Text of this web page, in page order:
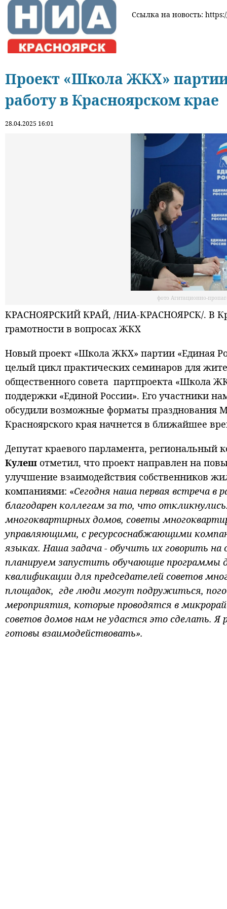
Ссылка на новость:
Проект «Школа ЖКХ»
работу в Красноярском крае
28.04.2025 16:01
фото Агитационно-
КРАСНОЯРСКИЙ КРАЙ, /НИА-КРАСНОЯРСК/. В
грамотности в вопросах ЖКХ
Новый проект «Школа ЖКХ» партии «Единая
целый цикл практических семинаров для
общественного совета партпроекта «Школа
поддержки «Единой России». Его участники
обсудили возможные форматы празднования
Красноярского края начнется в ближайшее
Депутат краевого парламента,
Кулеш отметил, что проект направлен на
улучшение взаимодействия собственников
компаниями: «Сегодня наша первая встреча
благодарен коллегам за то, что
многоквартирных домов, советы
управляющими, с ресурсоснабжающими
языках. Наша задача - обучить их говорить
планируем запустить обучающие программы
квалификации для председателей советов
площадок, где люди могут подружиться,
мероприятия, которые проводятся в
советов домов нам не удастся это сделать. Я
готовы взаимодействовать».